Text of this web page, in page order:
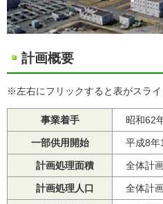
計画概要
※左右にフリックすると表がスライ
事業着手 昭和62
一部供用開始 平成8年
計画処理面積 全体計
計画処理人口 全体計